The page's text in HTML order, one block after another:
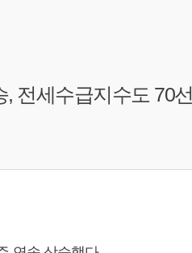
전세수급지수도 70